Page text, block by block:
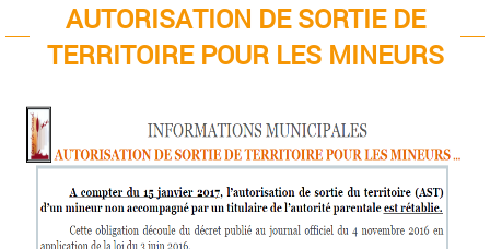
AUTORISATION DE SORTIE DE
TERRITOIRE POUR LES MINEURS